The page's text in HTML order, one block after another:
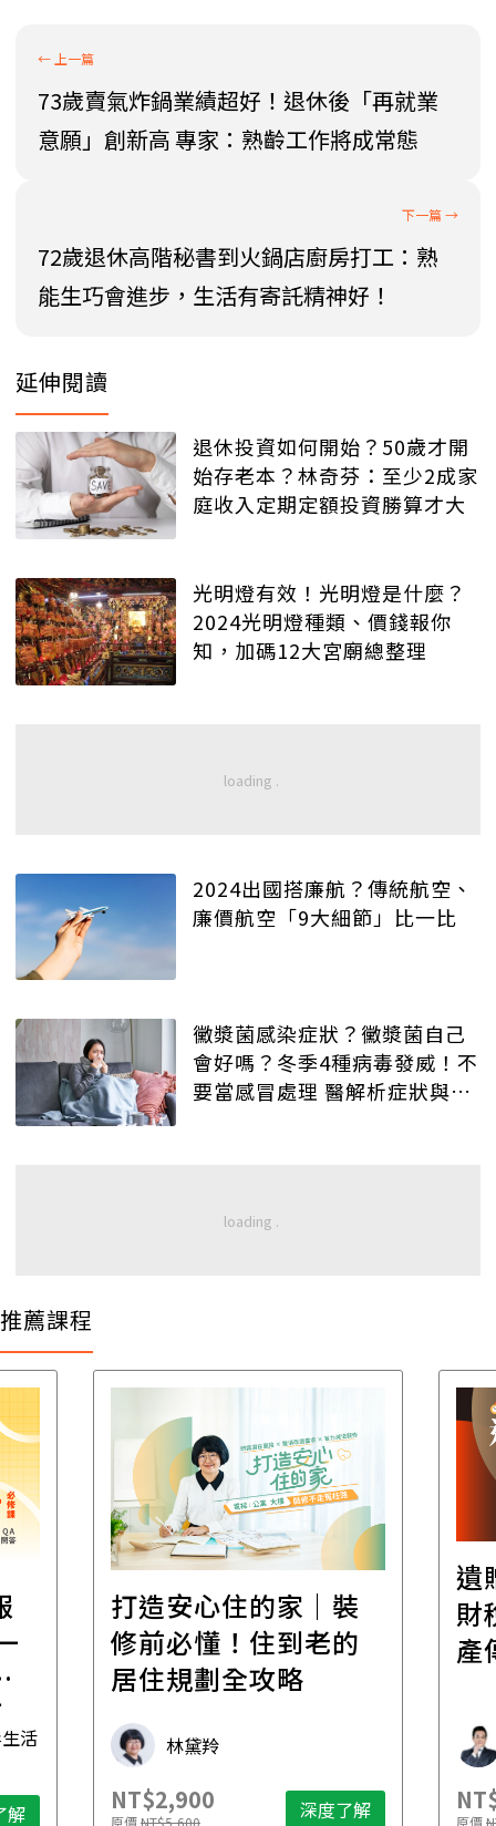
73歲賣氣炸鍋業績超好！退休後「再就業
意願」創新高 專家：熟齡工作將成常態
72歲退休高階秘書到火鍋店廚房打工：熟
能生巧會進步，生活有寄託精神好！
延伸閱讀
退休投資如何開始？50歲才開
始存老本？林奇芬：至少2成家
庭收入定期定額投資勝算才大
光明燈有效！光明燈是什麼？
2024光明燈種類、價錢報你
知，加碼12大宮廟總整理
2024出國搭廉航？傳統航空、
廉價航空「9大細節」比一比
黴漿菌感染症狀？黴漿菌自己
會好嗎？冬季4種病毒發威！不
要當感冒處理 醫解析症狀與治
推薦課程
活
解
打造安心住的家｜裝
修前必懂！住到老的
居住規劃全攻略
林黛羚
NT$2,900 深度了解
遺
財
產